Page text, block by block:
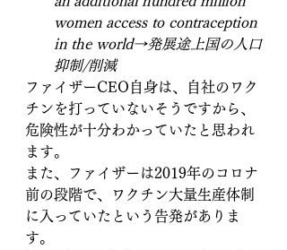
women access to contraception
in the world→発展途上国の人口
抑制/削減
ファイザーCEO自身は、自社のワク
チンを打っていないそうですから、
危険性が十分わかっていたと思われ
ます。
また、ファイザーは2019年のコロナ
前の段階で、ワクチン大量生産体制
に入っていたという告発がありま
す。